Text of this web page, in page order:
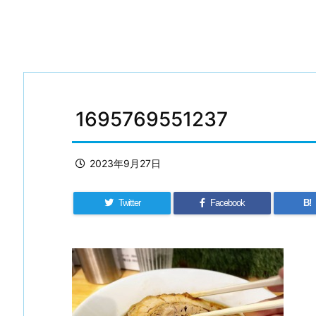
1695769551237
2023年9月27日
Twitter Facebook B!